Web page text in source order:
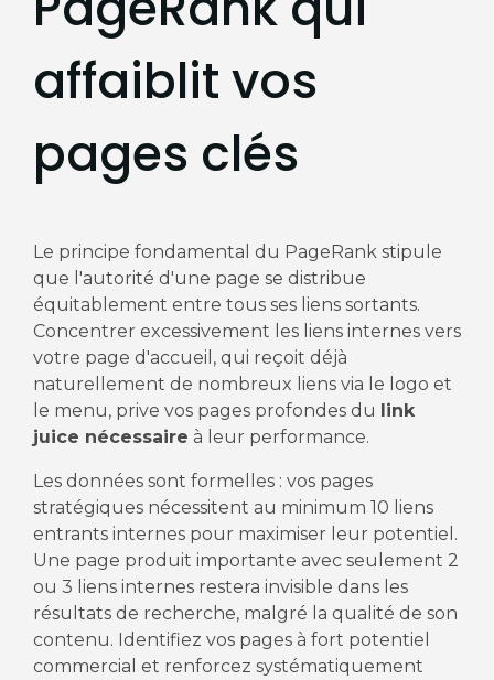
affaiblit vos
pages clés
Le principe fondamental du PageRank stipule
que l'autorité d'une page se distribue
équitablement entre tous ses liens sortants.
Concentrer excessivement les liens internes vers
votre page d'accueil, qui reçoit déjà
naturellement de nombreux liens via le logo et
le menu, prive vos pages profondes du link
juice nécessaire à leur performance.
Les données sont formelles : vos pages
stratégiques nécessitent au minimum 10 liens
entrants internes pour maximiser leur potentiel.
Une page produit importante avec seulement 2
ou 3 liens internes restera invisible dans les
résultats de recherche, malgré la qualité de son
contenu. Identifiez vos pages à fort potentiel
commercial et renforcez systématiquement